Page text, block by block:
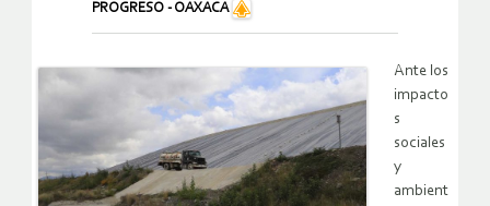
PROGRESO - OAXACA
Ante los
impacto
s
sociales
y
ambient